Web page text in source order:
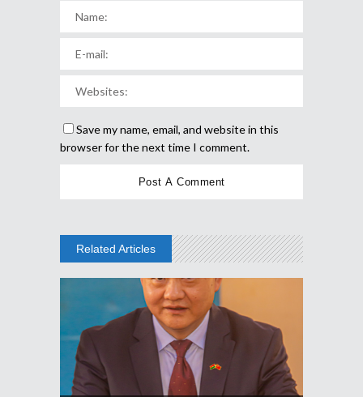
Save my name, email, and website in this
browser for the next time I comment.
Related Articles